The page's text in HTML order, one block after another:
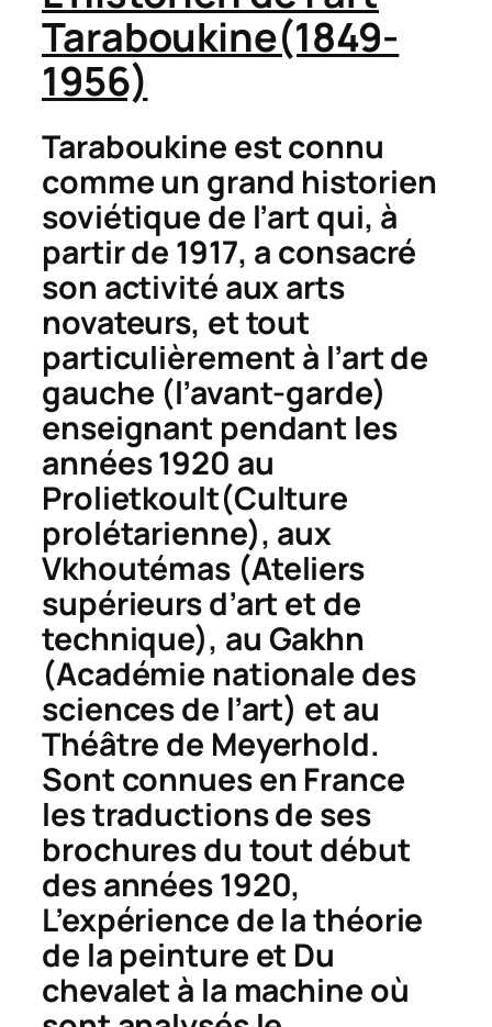
Taraboukine(1849-
1956)
Taraboukine est connu
comme un grand historien
soviétique de l’art qui, à
partir de 1917, a consacré
son activité aux arts
novateurs, et tout
particulièrement à l’art de
gauche (l’avant-garde)
enseignant pendant les
années 1920 au
Prolietkoult(Culture
prolétarienne), aux
Vkhoutémas (Ateliers
supérieurs d’art et de
technique), au Gakhn
(Académie nationale des
sciences de l’art) et au
Théâtre de Meyerhold.
Sont connues en France
les traductions de ses
brochures du tout début
des années 1920,
L’expérience de la théorie
de la peinture et Du
chevalet à la machine où